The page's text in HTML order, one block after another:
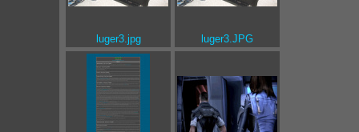
luger3.jpg luger3.JPG